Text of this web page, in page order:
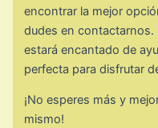
encontrar la mejor
dudes en
estará encantado de
perfecta para disfrutar
¡No esperes más y
mismo!